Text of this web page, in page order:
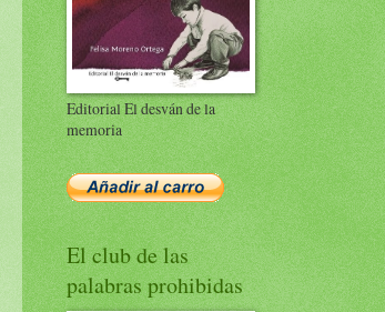
Editorial El desván de la
memoria
El club de las
palabras prohibidas